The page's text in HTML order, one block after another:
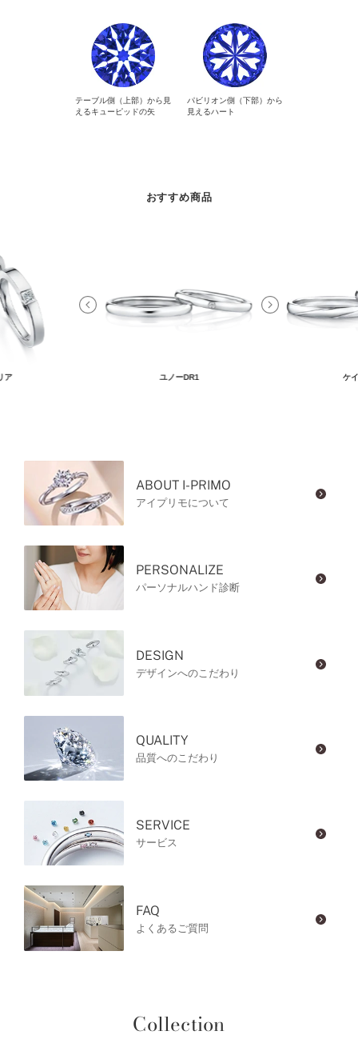
テーブル側（上部）から見
えるキューピッドの矢
パビリオン側（下部）から
見えるハート
おすすめ商品
ア ユノーDR1 ケ
ABOUT I-PRIMO
アイプリモについて
PERSONALIZE
パーソナルハンド診断
DESIGN
デザインへのこだわり
QUALITY
品質へのこだわり
SERVICE
サービス
FAQ
よくあるご質問
Collection